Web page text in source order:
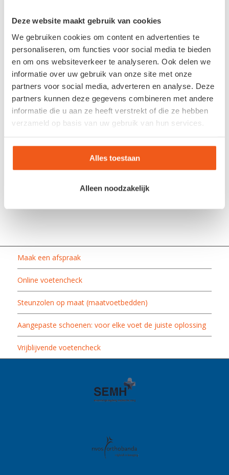
Deze website maakt gebruik van cookies
We gebruiken cookies om content en advertenties te
personaliseren, om functies voor social media te bieden
en om ons websiteverkeer te analyseren. Ook delen we
informatie over uw gebruik van onze site met onze
partners voor social media, adverteren en analyse. Deze
partners kunnen deze gegevens combineren met andere
informatie die u aan ze heeft verstrekt of die ze hebben
verzameld op basis van uw gebruik van hun services.
Alles toestaan
Alleen noodzakelijk
E-mail*
Site
Maak een afspraak
Online voetencheck
Steunzolen op maat (maatvoetbedden)
Aangepaste schoenen: voor elke voet de juiste oplossing
Vrijblijvende voetencheck